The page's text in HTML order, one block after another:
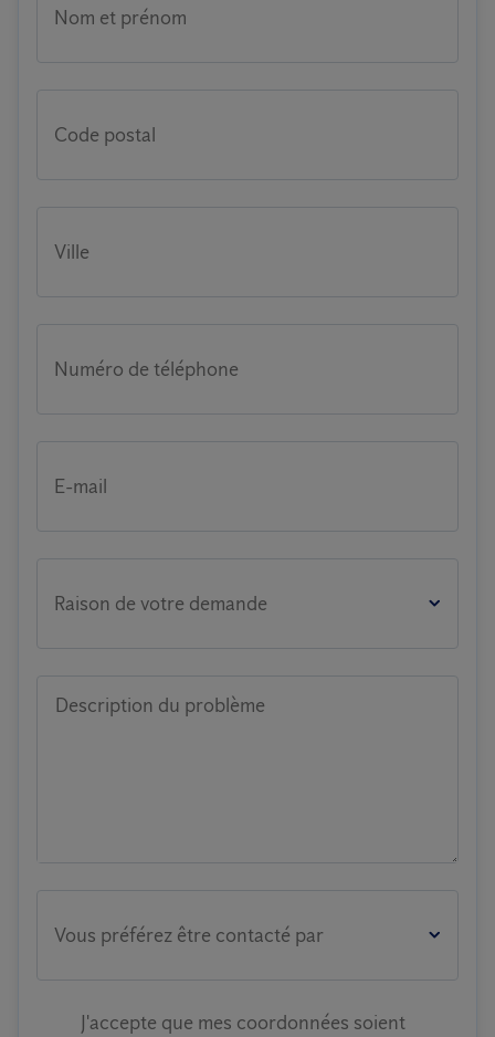
Nom et prénom
Code postal
Ville
Numéro de téléphone
E-mail
Raison de votre demande
Description du problème
Vous préférez être contacté par
J'accepte que mes coordonnées soient